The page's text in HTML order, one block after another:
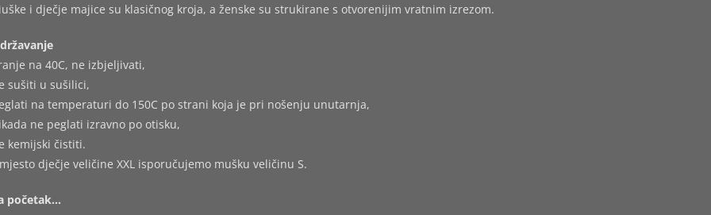
i dječje majice su klasičnog kroja, a ženske su strukirane s otvorenijim vratnim izrezom.
na 40C, ne izbjeljivati,
sušiti u sušilici,
na temperaturi do 150C po strani koja je pri nošenju unutarnja,
ne peglati izravno po otisku,
kemijski čistiti.
dječje veličine XXL isporučujemo mušku veličinu S.
početak…